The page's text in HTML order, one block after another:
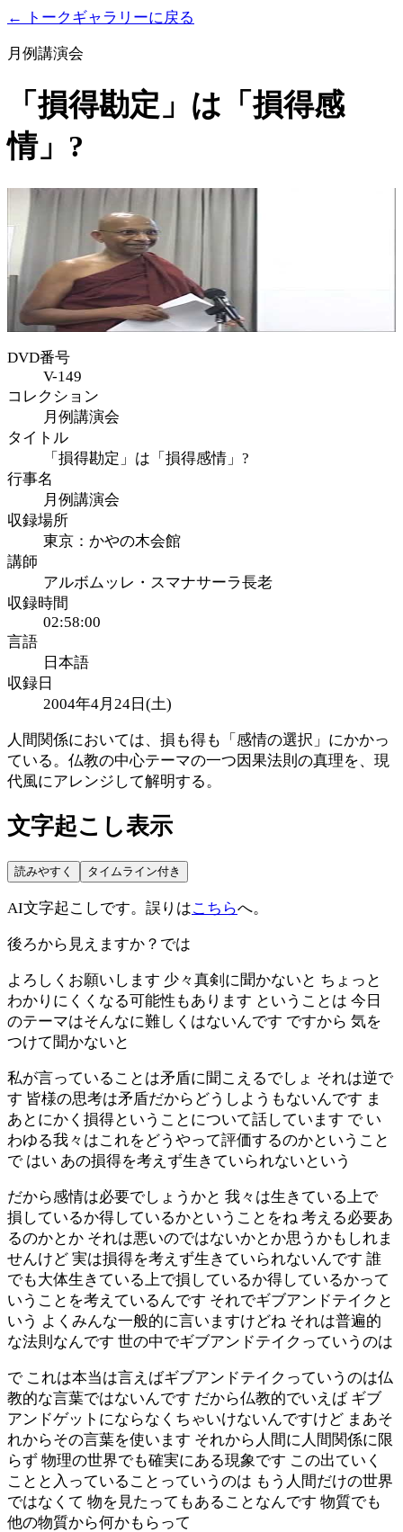
← トークギャラリーに戻る
月例講演会
「損得勘定」は「損得感
情」?
DVD番号
V-149
コレクション
月例講演会
タイトル
「損得勘定」は「損得感情」?
行事名
月例講演会
収録場所
東京：かやの木会館
講師
アルボムッレ・スマナサーラ長老
収録時間
02:58:00
言語
日本語
収録日
2004年4月24日(土)
人間関係においては、損も得も「感情の選択」にかかっ
ている。仏教の中心テーマの一つ因果法則の真理を、現
代風にアレンジして解明する。
文字起こし表示
読みやすく タイムライン付き
AI文字起こしです。誤りはこちらへ。
後ろから見えますか？では
よろしくお願いします 少々真剣に聞かないと ちょっと
わかりにくくなる可能性もあります ということは 今日
のテーマはそんなに難しくはないんです ですから 気を
つけて聞かないと
私が言っていることは矛盾に聞こえるでしょ それは逆で
す 皆様の思考は矛盾だからどうしようもないんです ま
あとにかく損得ということについて話しています で い
わゆる我々はこれをどうやって評価するのかということ
で はい あの損得を考えず生きていられないという
だから感情は必要でしょうかと 我々は生きている上で
損しているか得しているかということをね 考える必要あ
るのかとか それは悪いのではないかとか思うかもしれま
せんけど 実は損得を考えず生きていられないんです 誰
でも大体生きている上で損しているか得しているかって
いうことを考えているんです それでギブアンドテイクと
いう よくみんな一般的に言いますけどね それは普遍的
な法則なんです 世の中でギブアンドテイクっていうのは
で これは本当は言えばギブアンドテイクっていうのは仏
教的な言葉ではないんです だから仏教的でいえば ギブ
アンドゲットにならなくちゃいけないんですけど まあそ
れからその言葉を使います それから人間に人間関係に限
らず 物理の世界でも確実にある現象です この出ていく
ことと入っていることっていうのは もう人間だけの世界
ではなくて 物を見たってもあることなんです 物質でも
他の物質から何かもらって